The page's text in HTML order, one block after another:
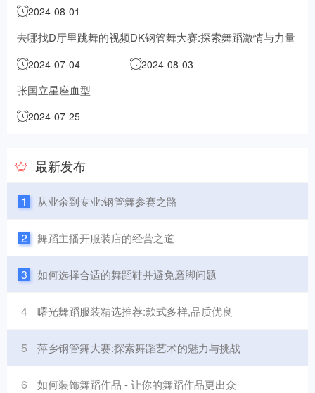
2024-08-01
去哪找D厅里跳舞的视频
2024-07-04
DK钢管舞大赛:探索舞蹈激情与力量
2024-08-03
张国立星座血型
2024-07-25
最新发布
1 从业余到专业:钢管舞参赛之路
2 舞蹈主播开服装店的经营之道
3 如何选择合适的舞蹈鞋并避免磨脚问题
4 曙光舞蹈服装精选推荐:款式多样,品质优良
5 萍乡钢管舞大赛:探索舞蹈艺术的魅力与挑战
6 如何装饰舞蹈作品 - 让你的舞蹈作品更出众